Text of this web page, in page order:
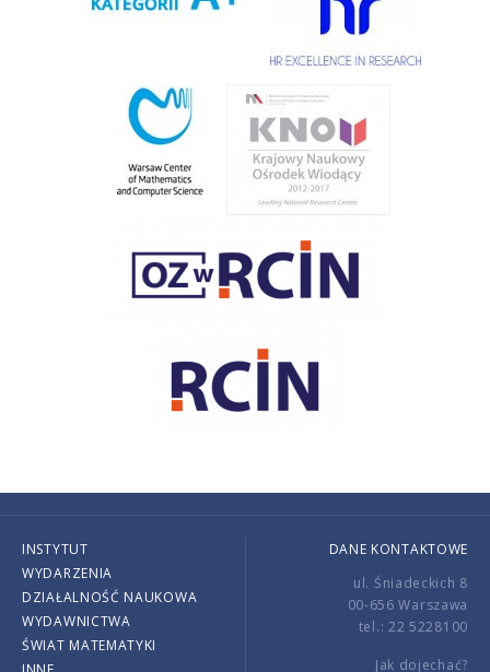
INSTYTUT
WYDARZENIA
DZIAŁALNOŚĆ NAUKOWA
WYDAWNICTWA
ŚWIAT MATEMATYKI
DANE KONTAKTOWE
ul. Śniadeckich 8
00-656 Warszawa
tel.: 22 5228100
Jak dojechać?